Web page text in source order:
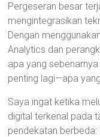
Pergeseran besar
mengintegrasikan
Dengan
Analytics dan
apa yang
penting lagi—apa
Saya ingat ketika
digital terkenal pada
pendekatan